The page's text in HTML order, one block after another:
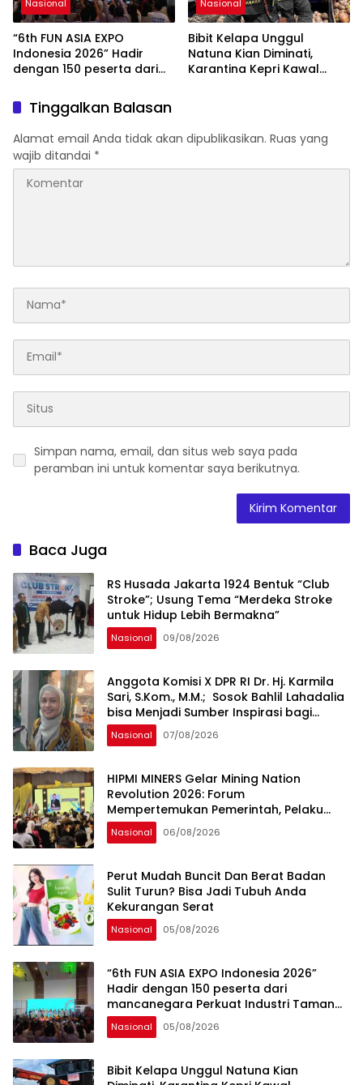
Nasional
“6th FUN ASIA EXPO
Indonesia 2026” Hadir
dengan 150 peserta dari
Industri Taman Rekreasi
dan Ekosistem Pariwisata
di Tanah Air
Nasional
Bibit Kelapa Unggul
Natuna Kian Diminati,
Karantina Kepri Kawal
Tinggalkan Balasan
Alamat email Anda tidak akan dipublikasikan. Ruas yang
wajib ditandai *
Simpan nama, email, dan situs web saya pada
peramban ini untuk komentar saya berikutnya.
Baca Juga
RS Husada Jakarta 1924 Bentuk “Club
Stroke”; Usung Tema “Merdeka Stroke
untuk Hidup Lebih Bermakna”
Nasional 09/08/2026
Anggota Komisi X DPR RI Dr. Hj. Karmila
Sari, S.Kom., M.M.; Sosok Bahlil Lahadalia
bisa Menjadi Sumber Inspirasi bagi
Generasi Muda, Pelaku Usaha,
Pemerintah, maupun Pemangku
sama Memberikan Kontribusi bagi
Pembangunan Nasional.
Nasional 07/08/2026
HIPMI MINERS Gelar Mining Nation
Revolution 2026: Forum
Mempertemukan Pemerintah, Pelaku
Industri, Investor, Akademisi, dan
Pengusaha dalam Mendukung
Nasional 06/08/2026
Perut Mudah Buncit Dan Berat Badan
Sulit Turun? Bisa Jadi Tubuh Anda
Kekurangan Serat
Nasional 05/08/2026
“6th FUN ASIA EXPO Indonesia 2026”
Hadir dengan 150 peserta dari
mancanegara Perkuat Industri Taman
Rekreasi dan Ekosistem Pariwisata di
Tanah Air
Nasional 05/08/2026
Bibit Kelapa Unggul Natuna Kian